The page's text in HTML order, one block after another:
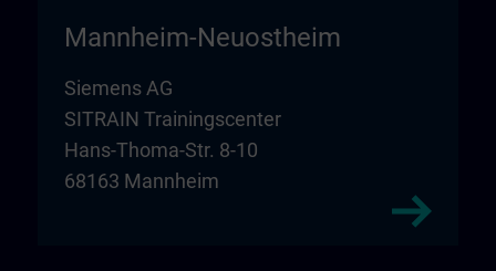
Mannheim-Neuostheim
Siemens AG
SITRAIN Trainingscenter
Hans-Thoma-Str. 8-10
68163 Mannheim